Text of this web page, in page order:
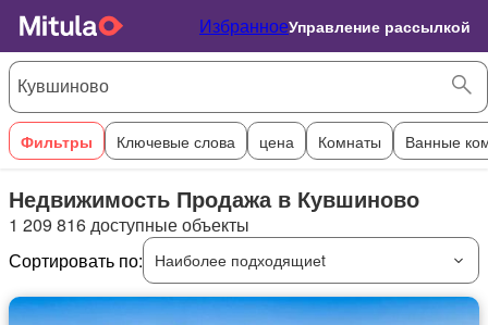
ИзбранноеУправление рассылкой
Фильтры Ключевые слова цена Комнаты Ванные
Недвижимость Продажа в Кувшиново
1 209 816 доступные объекты
Сортировать по:
Наиболее подходящиеt